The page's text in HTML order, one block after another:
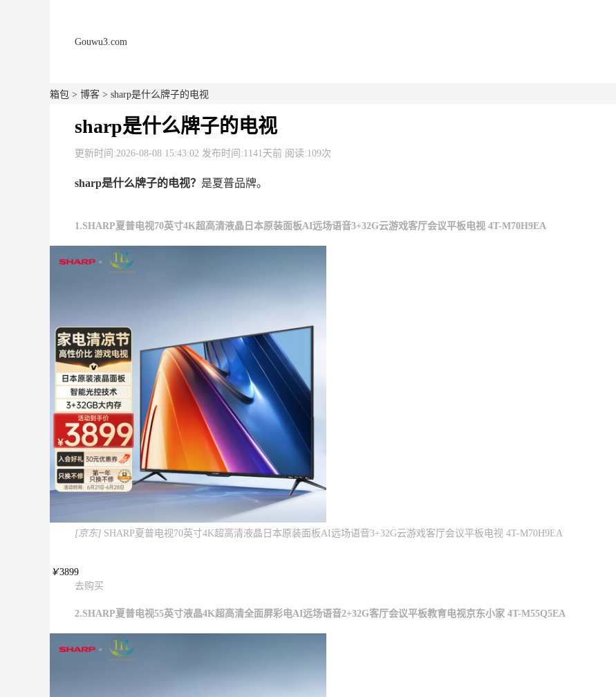
Gouwu3.com
箱包 > 博客 > sharp是什么牌子的电视
sharp是什么牌子的电视
更新时间:2026-08-08 15:43:02 发布时间:1141天前 阅读:109次
sharp是什么牌子的电视？ 是夏普品牌。
1.SHARP夏普电视70英寸4K超高清液晶日本原装面板AI远场语音3+32G云游戏客厅会议平板电视 4T-M70H9EA
[京东] SHARP夏普电视70英寸4K超高清液晶日本原装面板AI远场语音3+32G云游戏客厅会议平板电视 4T-M70H9EA
￥3899
去购买
2.SHARP夏普电视55英寸液晶4K超高清全面屏彩电AI远场语音2+32G客厅会议平板教育电视京东小家 4T-M55Q5EA